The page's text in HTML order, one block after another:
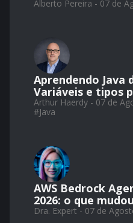
Alberto Pereira - 07 de
Aprendendo
Variáveis e tipos
Arthur Haerdy - 07 de
#Java
AWS Bedrock
2026: o que mudou
Dra. Expert - 07 de